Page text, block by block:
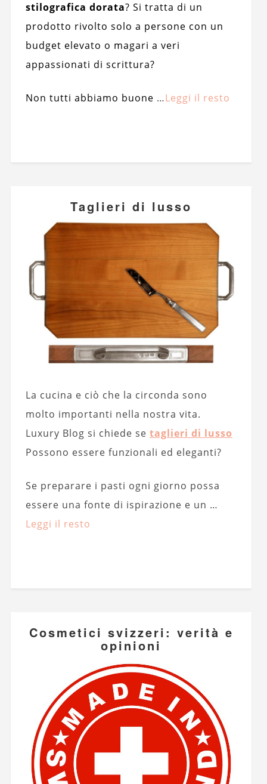
stilografica dorata? Si tratta di un
prodotto rivolto solo a persone con un
budget elevato o magari a veri
appassionati di scrittura?
Non tutti abbiamo buone …Leggi il resto
Taglieri di lusso
La cucina e ciò che la circonda sono
molto importanti nella nostra vita.
Luxury Blog si chiede se taglieri di lusso
Possono essere funzionali ed eleganti?
Se preparare i pasti ogni giorno possa
essere una fonte di ispirazione e un …
Leggi il resto
Cosmetici svizzeri: verità e
opinioni